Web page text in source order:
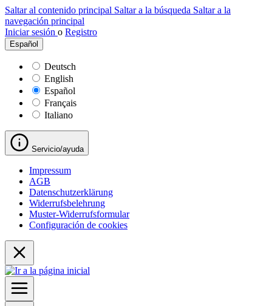
Saltar al contenido principal Saltar a la búsqueda Saltar a la
navegación principal
Iniciar sesión o Registro
Español
Deutsch
English
Español
Français
Italiano
Servicio/ayuda
Impressum
AGB
Datenschutzerklärung
Widerrufsbelehrung
Muster-Widerrufsformular
Configuración de cookies